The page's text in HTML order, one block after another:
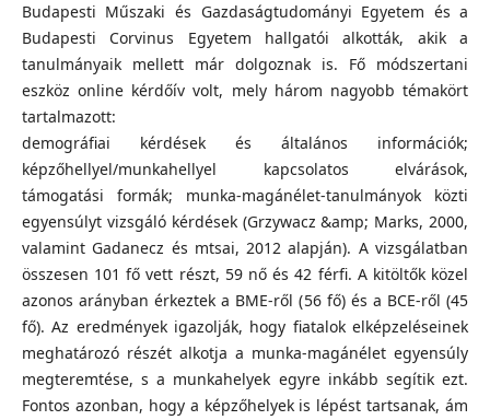
Budapesti Műszaki és Gazdaságtudományi Egyetem és a
Budapesti Corvinus Egyetem hallgatói alkották, akik a
tanulmányaik mellett már dolgoznak is. Fő módszertani
eszköz online kérdőív volt, mely három nagyobb témakört
tartalmazott:
demográfiai kérdések és általános információk;
képzőhellyel/munkahellyel kapcsolatos elvárások,
támogatási formák; munka-magánélet-tanulmányok közti
egyensúlyt vizsgáló kérdések (Grzywacz &amp; Marks, 2000,
valamint Gadanecz és mtsai, 2012 alapján). A vizsgálatban
összesen 101 fő vett részt, 59 nő és 42 férfi. A kitöltők közel
azonos arányban érkeztek a BME-ről (56 fő) és a BCE-ről (45
fő). Az eredmények igazolják, hogy fiatalok elképzeléseinek
meghatározó részét alkotja a munka-magánélet egyensúly
megteremtése, s a munkahelyek egyre inkább segítik ezt.
Fontos azonban, hogy a képzőhelyek is lépést tartsanak, ám